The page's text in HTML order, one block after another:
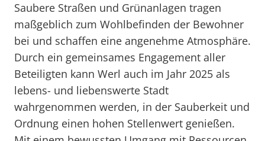
Saubere Straßen und Grünanlagen tragen
maßgeblich zum Wohlbefinden der Bewohner
bei und schaffen eine angenehme Atmosphäre.
Durch ein gemeinsames Engagement aller
Beteiligten kann Werl auch im Jahr 2025 als
lebens- und liebenswerte Stadt
wahrgenommen werden, in der Sauberkeit und
Ordnung einen hohen Stellenwert genießen.